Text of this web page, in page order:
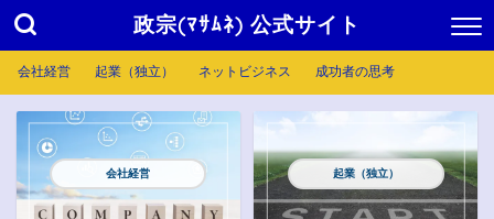
政宗(ﾏｻﾑﾈ) 公式サイト
会社経営 起業（独立） ネットビジネス 成功者の思考
会社経営 起業（独立）